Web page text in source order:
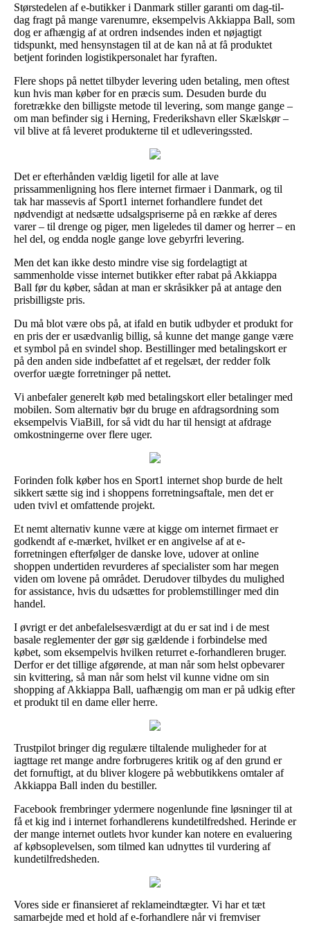
Størstedelen af e-butikker i Danmark stiller garanti om dag-til-
dag fragt på mange varenumre, eksempelvis Akkiappa Ball, som
dog er afhængig af at ordren indsendes inden et nøjagtigt
tidspunkt, med hensynstagen til at de kan nå at få produktet
betjent forinden logistikpersonalet har fyraften.
Flere shops på nettet tilbyder levering uden betaling, men oftest
kun hvis man køber for en præcis sum. Desuden burde du
foretrække den billigste metode til levering, som mange gange –
om man befinder sig i Herning, Frederikshavn eller Skælskør –
vil blive at få leveret produkterne til et udleveringssted.
Det er efterhånden vældig ligetil for alle at lave
prissammenligning hos flere internet firmaer i Danmark, og til
tak har massevis af Sport1 internet forhandlere fundet det
nødvendigt at nedsætte udsalgspriserne på en række af deres
varer – til drenge og piger, men ligeledes til damer og herrer – en
hel del, og endda nogle gange love gebyrfri levering.
Men det kan ikke desto mindre vise sig fordelagtigt at
sammenholde visse internet butikker efter rabat på Akkiappa
Ball før du køber, sådan at man er skråsikker på at antage den
prisbilligste pris.
Du må blot være obs på, at ifald en butik udbyder et produkt for
en pris der er usædvanlig billig, så kunne det mange gange være
et symbol på en svindel shop. Bestillinger med betalingskort er
på den anden side indbefattet af et regelsæt, der redder folk
overfor uægte forretninger på nettet.
Vi anbefaler generelt køb med betalingskort eller betalinger med
mobilen. Som alternativ bør du bruge en afdragsordning som
eksempelvis ViaBill, for så vidt du har til hensigt at afdrage
omkostningerne over flere uger.
Forinden folk køber hos en Sport1 internet shop burde de helt
sikkert sætte sig ind i shoppens forretningsaftale, men det er
uden tvivl et omfattende projekt.
Et nemt alternativ kunne være at kigge om internet firmaet er
godkendt af e-mærket, hvilket er en angivelse af at e-
forretningen efterfølger de danske love, udover at online
shoppen undertiden revurderes af specialister som har megen
viden om lovene på området. Derudover tilbydes du mulighed
for assistance, hvis du udsættes for problemstillinger med din
handel.
I øvrigt er det anbefalelsesværdigt at du er sat ind i de mest
basale reglementer der gør sig gældende i forbindelse med
købet, som eksempelvis hvilken returret e-forhandleren bruger.
Derfor er det tillige afgørende, at man når som helst opbevarer
sin kvittering, så man når som helst vil kunne vidne om sin
shopping af Akkiappa Ball, uafhængig om man er på udkig efter
et produkt til en dame eller herre.
Trustpilot bringer dig regulære tiltalende muligheder for at
iagttage ret mange andre forbrugeres kritik og af den grund er
det fornuftigt, at du bliver klogere på webbutikkens omtaler af
Akkiappa Ball inden du bestiller.
Facebook frembringer ydermere nogenlunde fine løsninger til at
få et kig ind i internet forhandlerens kundetilfredshed. Herinde er
der mange internet outlets hvor kunder kan notere en evaluering
af købsoplevelsen, som tilmed kan udnyttes til vurdering af
kundetilfredsheden.
Vores side er finansieret af reklameindtægter. Vi har et tæt
samarbejde med et hold af e-forhandlere når vi fremviser